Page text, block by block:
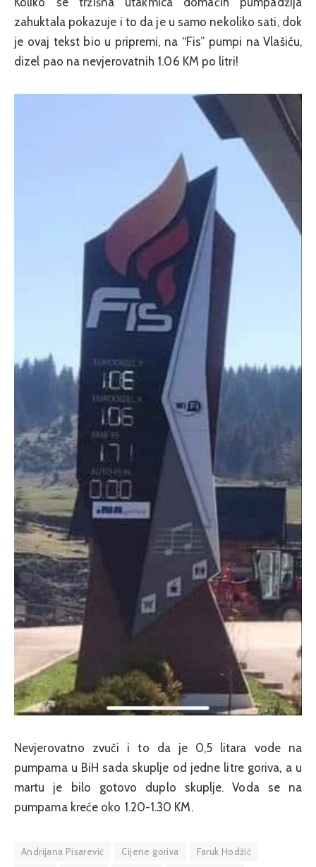
zahuktala pokazuje i to da je u samo nekoliko sati, dok
je ovaj tekst bio u pripremi, na “Fis” pumpi na Vlašiću,
dizel pao na nevjerovatnih 1.06 KM po litri!
Nevjerovatno zvuči i to da je 0,5 litara vode na
pumpama u BiH sada skuplje od jedne litre goriva, a u
martu je bilo gotovo duplo skuplje. Voda se na
pumpama kreće oko 1.20-1.30 KM.
Andrijana Pisarević Cijene goriva
Faruk Hodžić